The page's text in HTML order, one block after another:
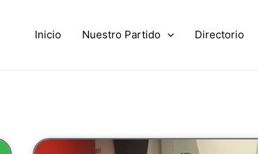
Inicio Nuestro Partido Directorio
PagePagePage PagePage Page PagePage Page